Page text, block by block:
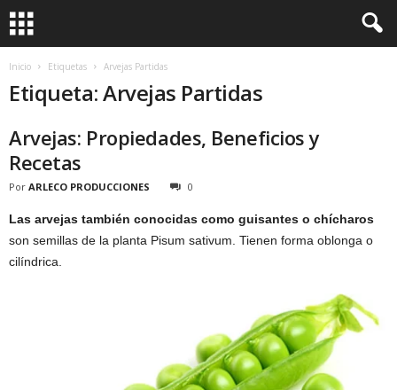
Inicio Etiquetas Arvejas Partidas
Etiqueta: Arvejas Partidas
Arvejas: Propiedades, Beneficios y
Recetas
Por ARLECO PRODUCCIONES 0
Las arvejas también conocidas como guisantes o chícharos
son semillas de la planta Pisum sativum. Tienen forma oblonga o
cilíndrica.